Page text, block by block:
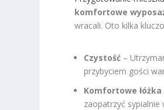
komfortowe
wracali. Oto kilka
Czystość –
przybyciem gości
Komfortowe łóżka
zaopatrzyć